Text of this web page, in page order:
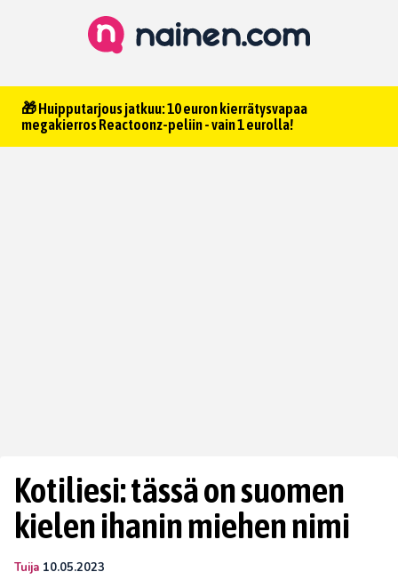
🎁 Huipputarjous jatkuu: 10 euron kierrätysvapaa
megakierros Reactoonz-peliin - vain 1 eurolla!
Kotiliesi: tässä on suomen
kielen ihanin miehen nimi
Tuija 10.05.2023